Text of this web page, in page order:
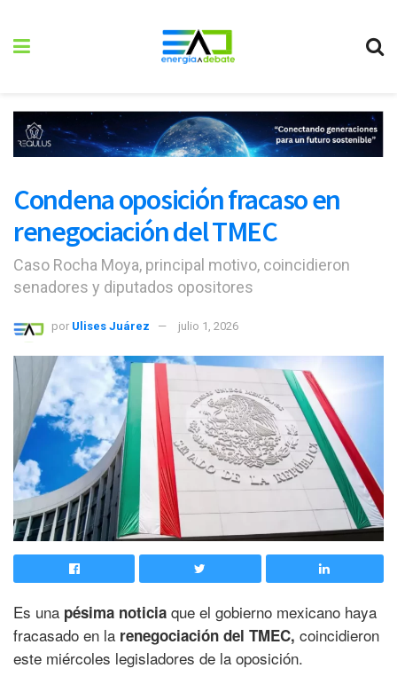
Condena oposición fracaso en
renegociación del TMEC
Caso Rocha Moya, principal motivo, coincidieron
senadores y diputados opositores
por Ulises Juárez julio 1, 2026
Es una pésima noticia que el gobierno mexicano haya
fracasado en la renegociación del TMEC, coincidieron
este miércoles legisladores de la oposición.